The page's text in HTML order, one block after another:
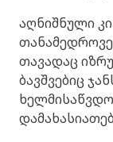
აღნიშნული
თავადაც
ბავშვებიც